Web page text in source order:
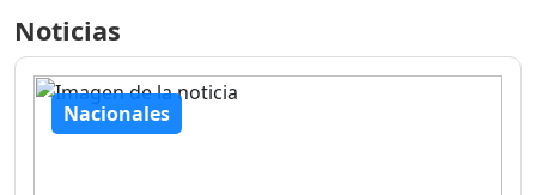
Noticias
Nacionales